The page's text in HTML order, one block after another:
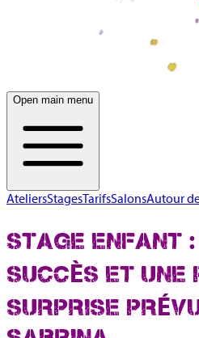
Open main menu
AteliersStagesTarifsSalonsAutour
STAGE ENFANT
SUCCÈS ET UNE
SURPRISE